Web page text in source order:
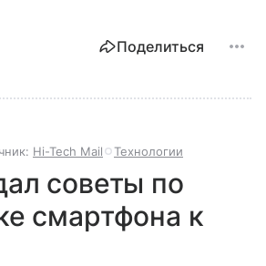
Поделиться
Hi-Tech Mail Технологии
советы по
смартфона к